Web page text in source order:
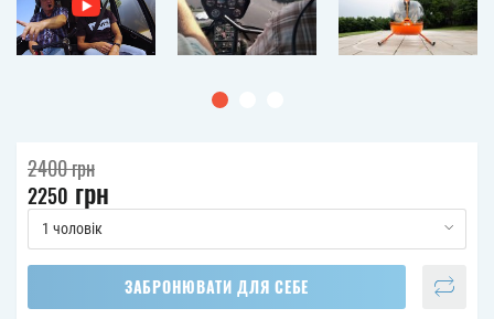
2400грн
2250 грн
1 чоловік
ЗАБРОНЮВАТИ ДЛЯ СЕБЕ